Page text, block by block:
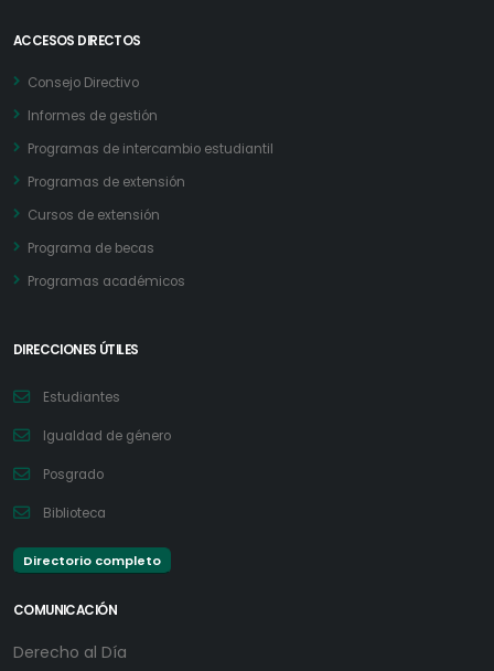
ACCESOS DIRECTOS
Consejo Directivo
Informes de gestión
Programas de intercambio estudiantil
Programas de extensión
Cursos de extensión
Programa de becas
Programas académicos
DIRECCIONES ÚTILES
Estudiantes
Igualdad de género
Posgrado
Biblioteca
Directorio completo
COMUNICACIÓN
Derecho al Día